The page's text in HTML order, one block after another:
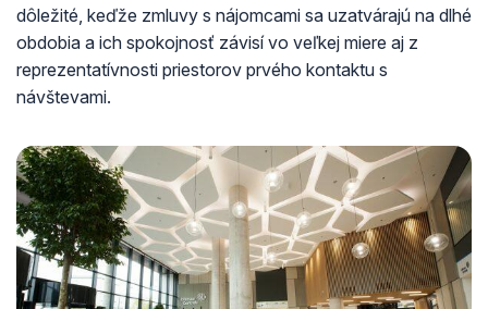
dôležité, keďže zmluvy s nájomcami sa uzatvárajú na dlhé
obdobia a ich spokojnosť závisí vo veľkej miere aj z
reprezentatívnosti priestorov prvého kontaktu s
návštevami.